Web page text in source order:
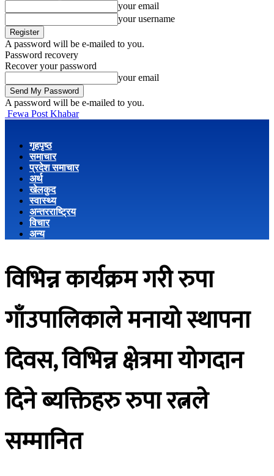
your email
your username
A password will be e-mailed to you.
Password recovery
Recover your password
your email
A password will be e-mailed to you.
Fewa Post Khabar
गृहपृष्ठ
समाचार
प्रदेश समाचार
अर्थ
खेलकुद
स्वास्थ्य
अन्तरराष्ट्रिय
विचार
अन्य
विभिन्न कार्यक्रम गरी रुपा
गाँउपालिकाले मनायो स्थापना
दिवस, विभिन्न क्षेत्रमा योगदान
दिने ब्यक्तिहरु रुपा रत्नले
सम्मानित